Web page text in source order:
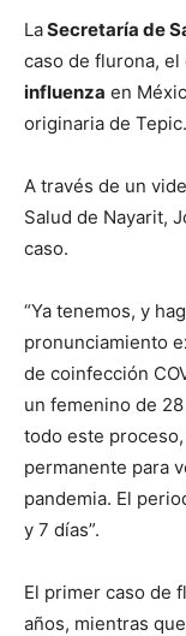
LaSecretaría de
caso de flurona,
influenza en
originaria de Tepic.
A través de un
Salud de Nayarit,
caso.
“Ya tenemos, y
pronunciamiento
de coinfección
un femenino de
todo este
permanente para
pandemia. El
y 7 días”.
El primer caso de
años, mientras